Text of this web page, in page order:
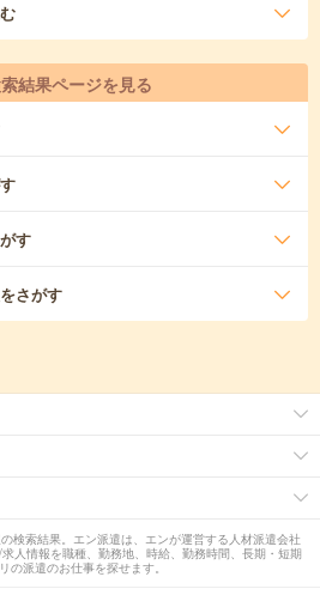
結果ページを見る
す
さがす
検索結果。エン派遣は、エンが運営する人材派遣会社
人情報を職種、勤務地、時給、勤務時間、長期・短期
派遣のお仕事を探せます。